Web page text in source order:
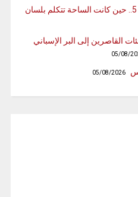
جامع الفنا كما سمعها كولان/ 5.. حين كانت الساحة تتكلم بلسان
القاصرين إلى البر الإسباني
05/08/
05/08/2026